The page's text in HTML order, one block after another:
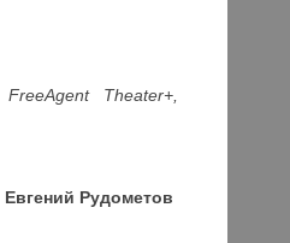
Theater+,
Евгений Рудометов